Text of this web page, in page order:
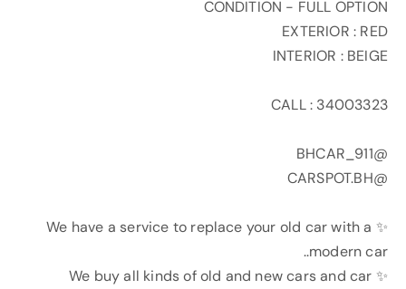
CONDITION - FULL OPTION
EXTERIOR : RED
INTERIOR : BEIGE
CALL : 34003323
@BHCAR_911
@CARSPOT.BH
✨ We have a service to replace your old car with a
modern car..
✨ We buy all kinds of old and new cars and car